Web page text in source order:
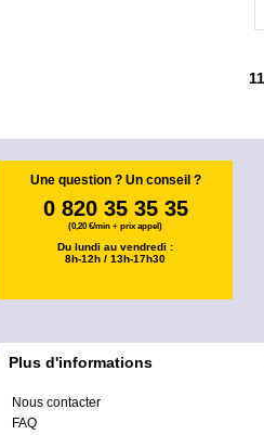
11
Une question ? Un conseil ?
0 820 35 35 35
(0,20 €/min + prix appel)
Du lundi au vendredi :
8h-12h / 13h-17h30
Plus d'informations
Nous contacter
FAQ